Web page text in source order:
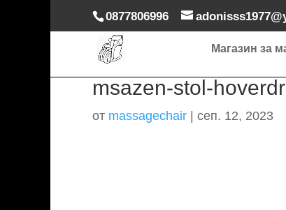
0877806996
Магазин за
msazen-stol-
от massagechair сеп. 12, 2023